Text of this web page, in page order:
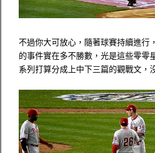
不過你大可放心，隨著球賽持續進
的事件實在多不勝數，光是這些零零
系列打算分成上中下三篇的觀戰文，